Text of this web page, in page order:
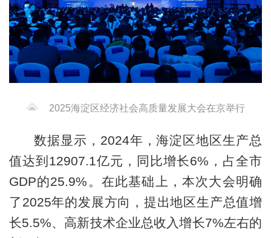
2025海淀区经济社会高质量发展大会在京举行
数据显示，2024年，海淀区地区生产总
值达到12907.1亿元，同比增长6%，占全市
GDP的25.9%。在此基础上，本次大会明确
了2025年的发展方向，提出地区生产总值增
长5.5%、高新技术企业总收入增长7%左右的